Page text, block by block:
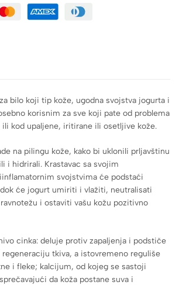
bilo koji tip kože, ugodna svojstva jogurta i
korisnim za sve koji pate od problema
kod upaljene, iritirane ili osetljive kože.
na pilingu kože, kako bi uklonili prljavštinu
i hidrirali. Krastavac sa svojim
svojstvima će podstaći
će jogurt umiriti i vlažiti, neutralisati
i ostaviti vašu kožu pozitivno
cinka: deluje protiv zapaljenja i podstiče
tkiva, a istovremeno reguliše
i fleke; kalcijum, od kojeg se sastoji
da koža postane suva i